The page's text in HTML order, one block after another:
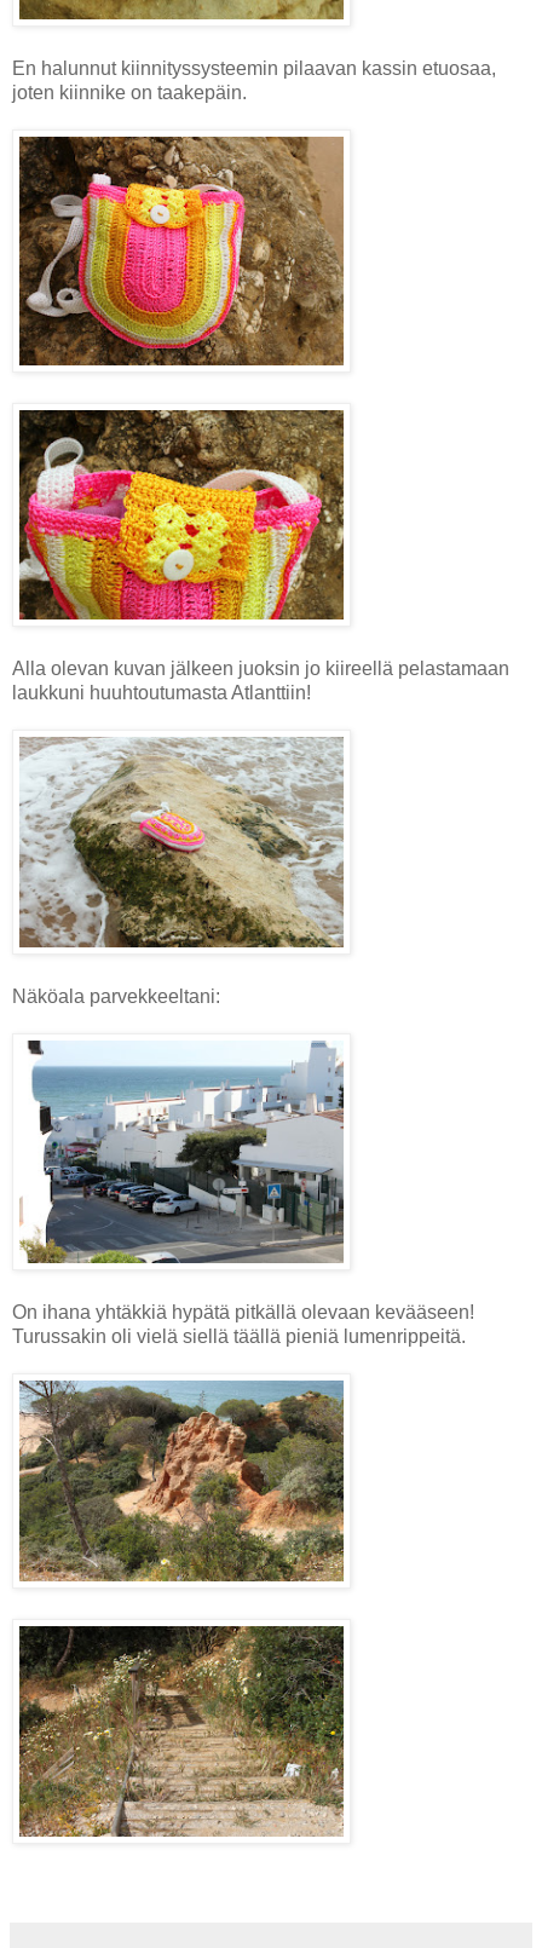
En halunnut kiinnityssysteemin pilaavan kassin etuosaa,
joten kiinnike on taakepäin.
Alla olevan kuvan jälkeen juoksin jo kiireellä pelastamaan
laukkuni huuhtoutumasta Atlanttiin!
Näköala parvekkeeltani:
On ihana yhtäkkiä hypätä pitkällä olevaan kevääseen!
Turussakin oli vielä siellä täällä pieniä lumenrippeitä.